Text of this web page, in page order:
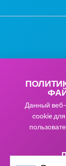
Данный
cookie